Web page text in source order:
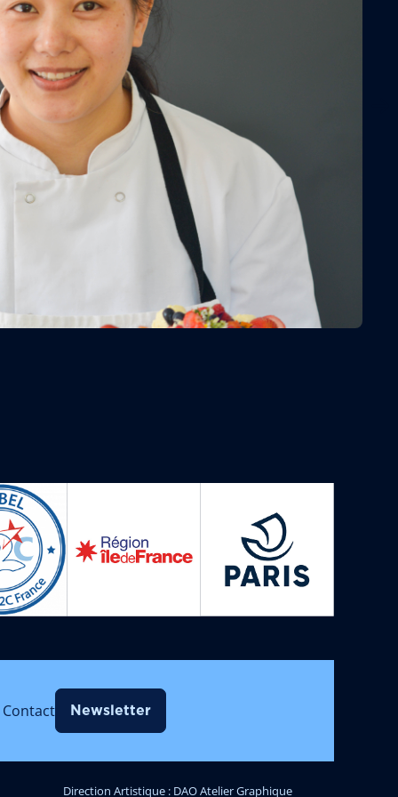
Contact Newsletter
Direction Artistique : DAO Atelier Graphique